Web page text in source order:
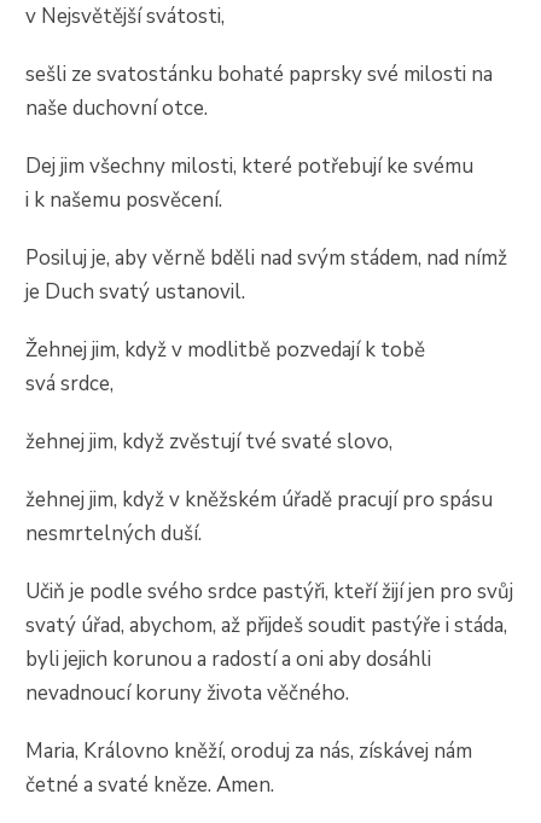
v Nejsvětější svátosti,
sešli ze svatostánku bohaté paprsky své milosti na
naše duchovní otce.
Dej jim všechny milosti, které potřebují ke svému
i k našemu posvěcení.
Posiluj je, aby věrně bděli nad svým stádem, nad nímž
je Duch svatý ustanovil.
Žehnej jim, když v modlitbě pozvedají k tobě
svá srdce,
žehnej jim, když zvěstují tvé svaté slovo,
žehnej jim, když v kněžském úřadě pracují pro spásu
nesmrtelných duší.
Učiň je podle svého srdce pastýři, kteří žijí jen pro svůj
svatý úřad, abychom, až přijdeš soudit pastýře i stáda,
byli jejich korunou a radostí a oni aby dosáhli
nevadnoucí koruny života věčného.
Maria, Královno kněží, oroduj za nás, získávej nám
četné a svaté kněze. Amen.